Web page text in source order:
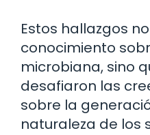
Estos hallazgos
conocimiento
microbiana, sino
desafiaron las
sobre la
naturaleza de los